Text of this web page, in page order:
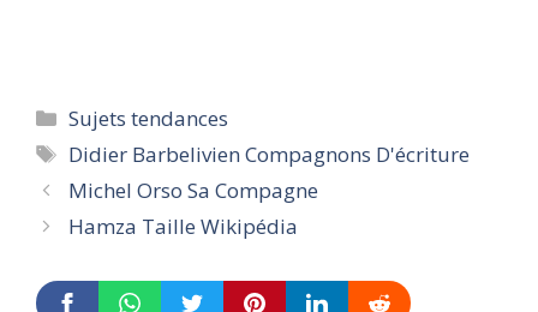
Categories
Sujets tendances
Tags
Didier Barbelivien Compagnons D'écriture
Michel Orso Sa Compagne
Hamza Taille Wikipédia